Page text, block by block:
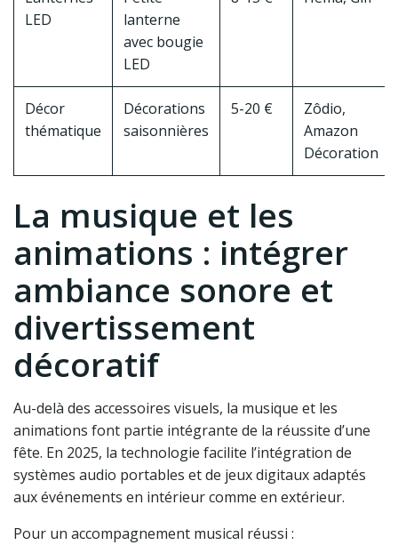
LED
lanterne
avec bougie
LED
Décor
thématique
Décorations
saisonnières
5-20 €
Zôdio,
Amazon
Décoration
La musique et les
animations : intégrer
ambiance sonore et
divertissement
décoratif
Au-delà des accessoires visuels, la musique et les
animations font partie intégrante de la réussite d’une
fête. En 2025, la technologie facilite l’intégration de
systèmes audio portables et de jeux digitaux adaptés
aux événements en intérieur comme en extérieur.
Pour un accompagnement musical réussi :